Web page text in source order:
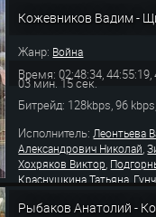
Сушкевич Чеслав,Граббе
Гаррель Софья
Алек
Кожевников Вадим -
Жанр: Война
Время: 02:48:34, 44:55:19,
03 мин. 15 сек.
Битрейд: 128kbps, 96
Исполнитель:Леонтьева
Александрович Николай,
Хохряков Виктор,
Краснушкина Татьяна
Владимир,Косухин Игорь,
Рыбаков Анатолий -